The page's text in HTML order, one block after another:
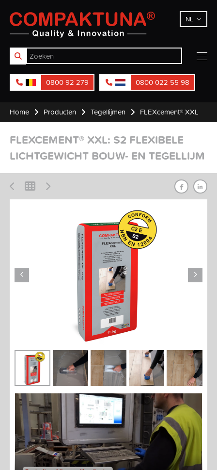
Compaktuna NL
0800 92 279 0800 022 55 98
Home Producten Tegellijmen FLEXcement® XXL
FLEXCEMENT® XXL: S2 FLEXIBELE
LICHTGEWICHT BOUW- EN TEGELLIJM